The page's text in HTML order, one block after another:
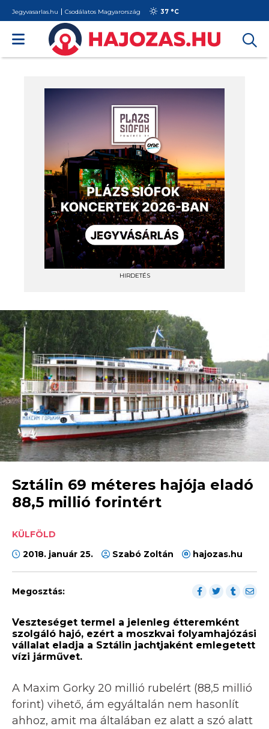
Jegyvasarlas.hu Csodálatos Magyarország 37 °C
HIRDETÉS
Sztálin 69 méteres hajója eladó
88,5 millió forintért
KÜLFÖLD
2018. január 25.
Szabó Zoltán hajozas.hu
Megosztás:
Veszteséget termel a jelenleg étteremként
szolgáló hajó, ezért a moszkvai folyamhajózási
vállalat eladja a Sztálin jachtjaként emlegetett
vízi járművet.
A Maxim Gorky 20 millió rubelért (88,5 millió
forint) vihető, ám egyáltalán nem hasonlít
ahhoz, amit ma általában ez alatt a szó alatt